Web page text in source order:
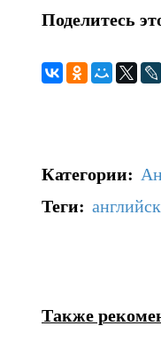
Поделитесь
Категории:
Теги:
Также